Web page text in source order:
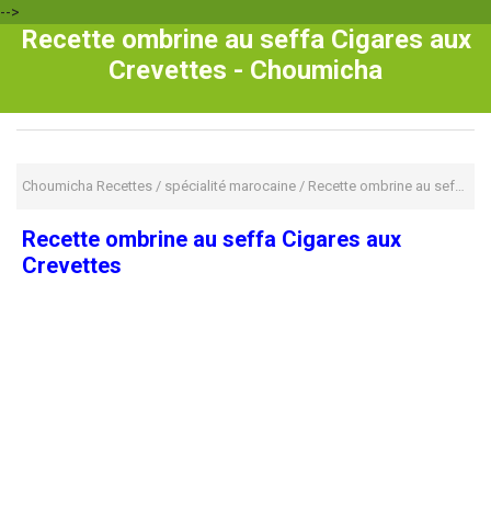
-->
Recette ombrine au seffa Cigares aux
Crevettes - Choumicha
Choumicha Recettes / spécialité marocaine / Recette ombrine au seffa Cigares aux Crevettes
Recette ombrine au seffa Cigares aux
Crevettes